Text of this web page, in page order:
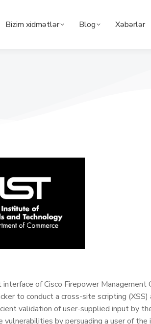
Bizim xidmətlər Blog Xəbərlər
of Cisco Firepower Management
to conduct a cross-site scripting (XSS)
validation of user-supplied input by
by persuading a user of the